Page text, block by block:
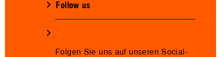
Follow us
Folgen Sie uns auf unseren Social-